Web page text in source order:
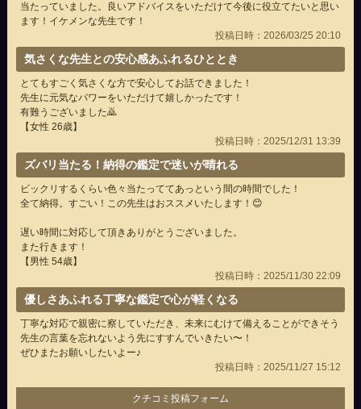
当たっていました。良いアドバイスをいただけて今後に役立てたいと思い
ます！イケメンな先生です！
投稿日時：2026/03/25 20:10
気さくな先生との安心感あふれるひととき
とてもすごく気さくな方で安心してお話できました！
先生に元気なパワーをいただけて嬉しかったです！
有難うございました🙇
【女性 26歳】
投稿日時：2025/12/31 13:39
ズバリ当たる！納得の鑑定で迷いが晴れる
ビックリするくらい色々当たっててあっという間の時間でした！
全て納得。すごい！この先生はおススメいたします！😊
遅い時間に対応して頂きありがとうございました。
また行きます！
【男性 54歳】
投稿日時：2025/11/30 22:09
優しさあふれる丁寧な鑑定で心が軽くなる
丁寧な対応で親密に察していただき、未来にむけて備えることができそう
先生の言葉を忘れないよう先にすすんでいきたい〜！
ぜひまたお願いしたいよー♪
投稿日時：2025/11/27 15:12
クチコミ投稿フォーム